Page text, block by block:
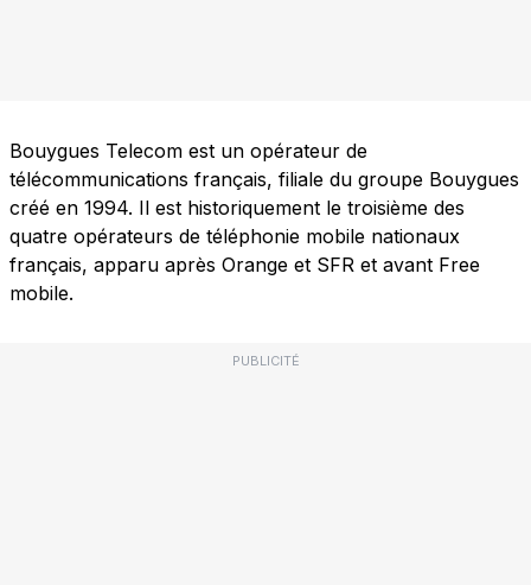
Bouygues Telecom est un opérateur de
télécommunications français, filiale du groupe Bouygues
créé en 1994. Il est historiquement le troisième des
quatre opérateurs de téléphonie mobile nationaux
français, apparu après Orange et SFR et avant Free
mobile.
PUBLICITÉ